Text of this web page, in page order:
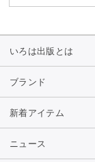
いろは出版とは
ブランド
新着アイテム
ニュース